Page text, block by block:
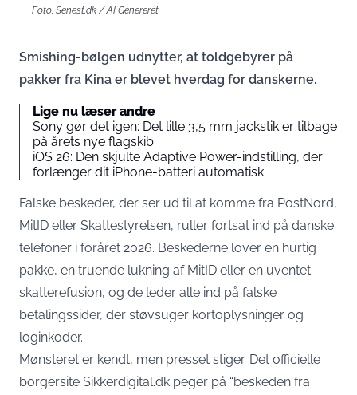
Foto: Senest.dk / AI Genereret
Smishing-bølgen udnytter, at toldgebyrer på
pakker fra Kina er blevet hverdag for danskerne.
Lige nu læser andre
Sony gør det igen: Det lille 3,5 mm jackstik er tilbage
på årets nye flagskib
iOS 26: Den skjulte Adaptive Power-indstilling, der
forlænger dit iPhone-batteri automatisk
Falske beskeder, der ser ud til at komme fra PostNord,
MitID eller Skattestyrelsen, ruller fortsat ind på danske
telefoner i foråret 2026. Beskederne lover en hurtig
pakke, en truende lukning af MitID eller en uventet
skatterefusion, og de leder alle ind på falske
betalingssider, der støvsuger kortoplysninger og
loginkoder.
Mønsteret er kendt, men presset stiger. Det officielle
borgersite Sikkerdigital.dk peger på “beskeden fra